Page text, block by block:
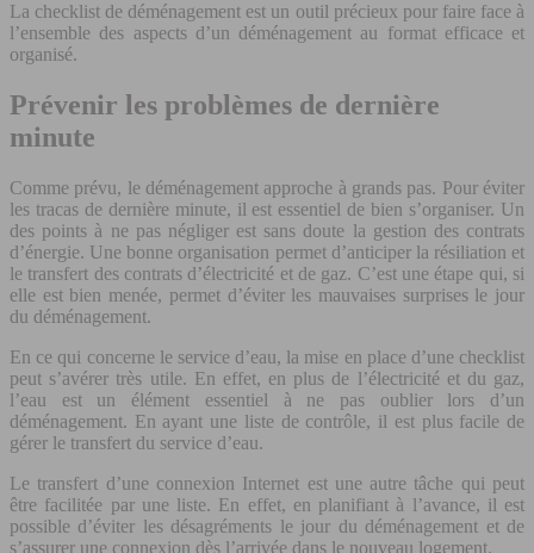
La checklist de déménagement est un outil précieux pour faire face à
l’ensemble des aspects d’un déménagement au format efficace et
organisé.
Prévenir les problèmes de dernière
minute
Comme prévu, le déménagement approche à grands pas. Pour éviter
les tracas de dernière minute, il est essentiel de bien s’organiser. Un
des points à ne pas négliger est sans doute la gestion des contrats
d’énergie. Une bonne organisation permet d’anticiper la résiliation et
le transfert des contrats d’électricité et de gaz. C’est une étape qui, si
elle est bien menée, permet d’éviter les mauvaises surprises le jour
du déménagement.
En ce qui concerne le service d’eau, la mise en place d’une checklist
peut s’avérer très utile. En effet, en plus de l’électricité et du gaz,
l’eau est un élément essentiel à ne pas oublier lors d’un
déménagement. En ayant une liste de contrôle, il est plus facile de
gérer le transfert du service d’eau.
Le transfert d’une connexion Internet est une autre tâche qui peut
être facilitée par une liste. En effet, en planifiant à l’avance, il est
possible d’éviter les désagréments le jour du déménagement et de
s’assurer une connexion dès l’arrivée dans le nouveau logement.